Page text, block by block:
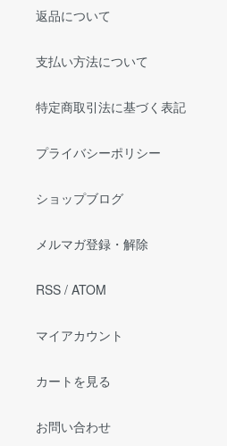
返品について
支払い方法について
特定商取引法に基づく表記
プライバシーポリシー
ショップブログ
メルマガ登録・解除
RSS / ATOM
マイアカウント
カートを見る
お問い合わせ